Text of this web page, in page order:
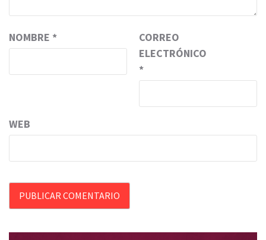
NOMBRE *
CORREO
ELECTRÓNICO
*
WEB